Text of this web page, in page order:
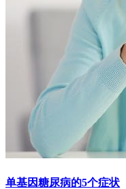
单基因糖尿病的5个症状